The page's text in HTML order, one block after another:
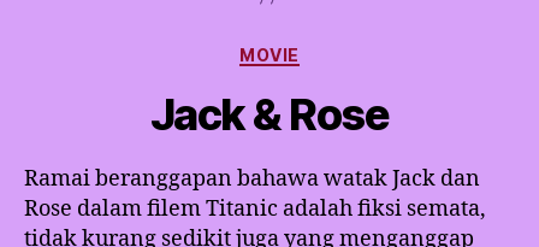
Categories
MOVIE
Jack & Rose
Ramai beranggapan bahawa watak Jack dan
Rose dalam filem Titanic adalah fiksi semata,
tidak kurang sedikit juga yang menganggap